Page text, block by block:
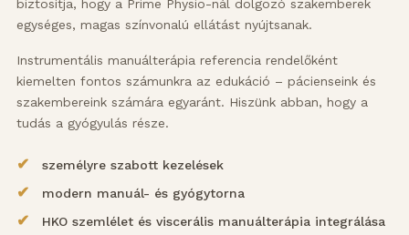
biztosítja, hogy a Prime Physio-nál dolgozó szakemberek
egységes, magas színvonalú ellátást nyújtsanak.
Instrumentális manuálterápia referencia rendelőként
kiemelten fontos számunkra az edukáció – pácienseink és
szakembereink számára egyaránt. Hiszünk abban, hogy a
tudás a gyógyulás része.
személyre szabott kezelések
modern manuál- és gyógytorna
HKO szemlélet és viscerális manuálterápia integrálása